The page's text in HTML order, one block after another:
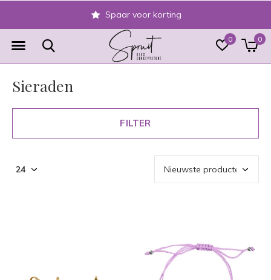
0 0
Spaar voor korting
Sieraden
FILTER